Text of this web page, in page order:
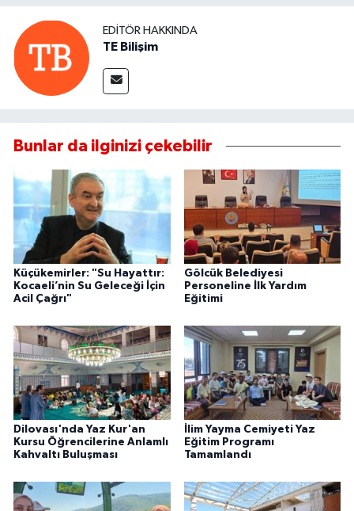
EDITÖR HAKKINDA
TE Bilişim
Bunlar da ilginizi çekebilir
Küçükemirler: "Su Hayattır:
Kocaeli’nin Su Geleceği İçin
Acil Çağrı"
Gölcük Belediyesi
Personeline İlk Yardım
Eğitimi
Dilovası'nda Yaz Kur'an
Kursu Öğrencilerine Anlamlı
Kahvaltı Buluşması
İlim Yayma Cemiyeti Yaz
Eğitim Programı
Tamamlandı